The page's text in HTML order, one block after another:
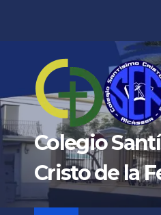
Colegio
Cristo de la